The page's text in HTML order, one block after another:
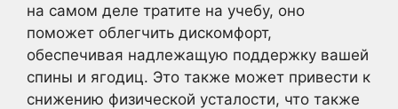
на самом деле тратите на учебу, оно
поможет облегчить дискомфорт,
обеспечивая надлежащую поддержку вашей
спины и ягодиц. Это также может привести к
снижению физической усталости, что также